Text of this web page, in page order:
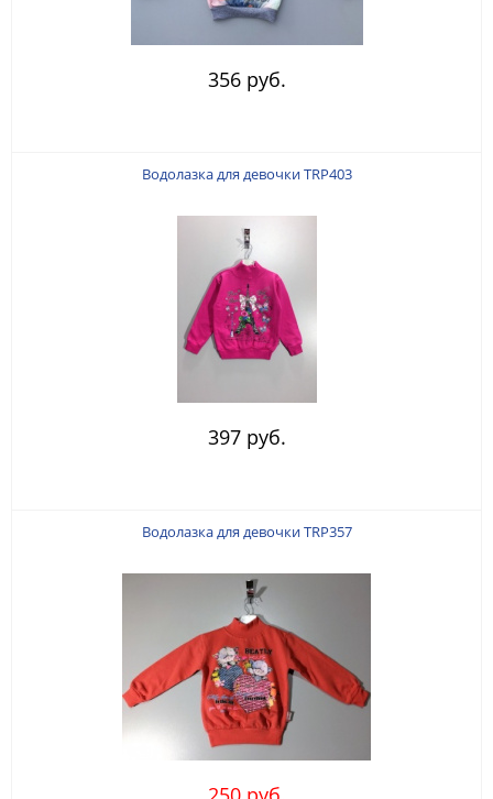
356 руб.
Водолазка для девочки TRP403
397 руб.
Водолазка для девочки TRP357